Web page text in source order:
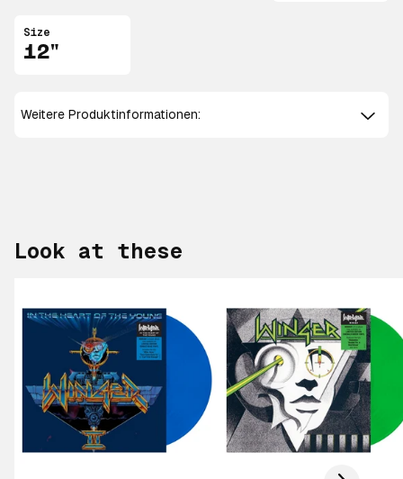
Size
12"
Weitere Produktinformationen:
Look at these
Scroll right